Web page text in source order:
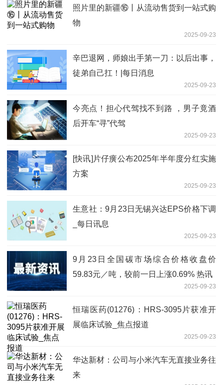
照片里的新疆⑯丨从流动售货到一站式购
物
2025-09-23
辛巴退网，师娘出手第一刀：以后出事，
徒弟自己扛！|每日消息
2025-09-23
今亮点！担心代驾找不到路 ，男子竟酒
后开车“寻”代驾
2025-09-23
[快讯]片仔癀公布2025年半年度分红实施
方案
2025-09-23
生意社：9月23日无锡兴达EPS价格下调
_每日讯息
2025-09-23
9月23日全国碳市场综合价格收盘价
59.83元／吨，较前一日上涨0.69% 热讯
2025-09-23
恒瑞医药(01276)：HRS-3095片获准开
展临床试验_焦点报道
2025-09-23
华达新材：公司与小米汽车无直接业务往
来